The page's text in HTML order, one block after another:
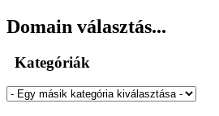
Domain választás...
Kategóriák